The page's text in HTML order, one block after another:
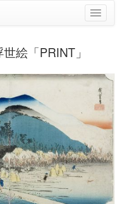
ナ
ビ
ン
切
り
替
え
絵「PRINT」